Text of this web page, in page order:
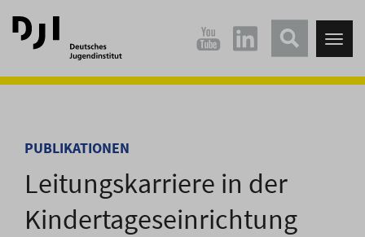
Direkt
zum
Hauptinhalt
Direkt
zum
Hauptmenü
PUBLIKATIONEN
Leitungskarriere in der
Kindertageseinrichtung